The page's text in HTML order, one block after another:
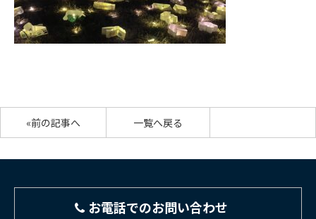
«前の記事へ 一覧へ戻る
お電話でのお問い合わせ